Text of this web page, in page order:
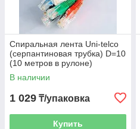
Спиральная лента Uni-telco
(серпантиновая трубка) D=10
(10 метров в рулоне)
В наличии
1 029 ₸/упаковка
Купить